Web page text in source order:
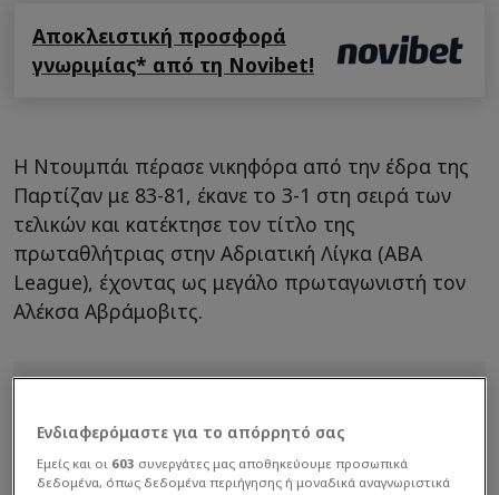
Αποκλειστική προσφορά
γνωριμίας* από τη Novibet!
Η Ντουμπάι πέρασε νικηφόρα από την έδρα της
Παρτίζαν με 83-81, έκανε το 3-1 στη σειρά των
τελικών και κατέκτησε τον τίτλο της
πρωταθλήτριας στην Αδριατική Λίγκα (ABA
League), έχοντας ως μεγάλο πρωταγωνιστή τον
Αλέκσα Αβράμοβιτς.
Ενδιαφερόμαστε για το απόρρητό σας
Εμείς και οι 603 συνεργάτες μας αποθηκεύουμε προσωπικά
δεδομένα, όπως δεδομένα περιήγησης ή μοναδικά αναγνωριστικά